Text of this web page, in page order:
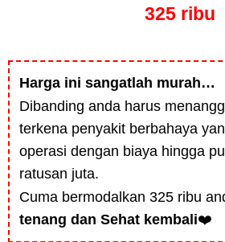
325 ribu
Harga ini sangatlah murah…
Dibanding anda harus
terkena penyakit berbahaya
operasi dengan biaya hingga
ratusan juta.
Cuma bermodalkan 325 ribu
tenang dan Sehat kembali❤️